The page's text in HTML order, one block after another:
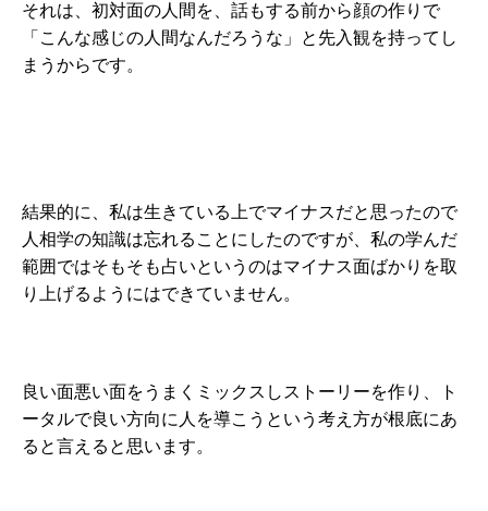
それは、初対面の人間を、話もする前から顔の作りで
「こんな感じの人間なんだろうな」と先入観を持ってし
まうからです。
結果的に、私は生きている上でマイナスだと思ったので
人相学の知識は忘れることにしたのですが、私の学んだ
範囲ではそもそも占いというのはマイナス面ばかりを取
り上げるようにはできていません。
良い面悪い面をうまくミックスしストーリーを作り、ト
ータルで良い方向に人を導こうという考え方が根底にあ
ると言えると思います。